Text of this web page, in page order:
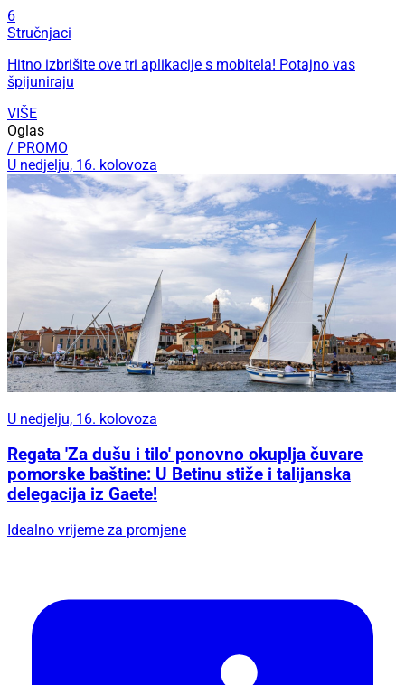
6
Stručnjaci
Hitno izbrišite ove tri aplikacije s mobitela! Potajno vas
špijuniraju
VIŠE
Oglas
/ PROMO
U nedjelju, 16. kolovoza
U nedjelju, 16. kolovoza
Regata 'Za dušu i tilo' ponovno okuplja čuvare
pomorske baštine: U Betinu stiže i talijanska
delegacija iz Gaete!
Idealno vrijeme za promjene